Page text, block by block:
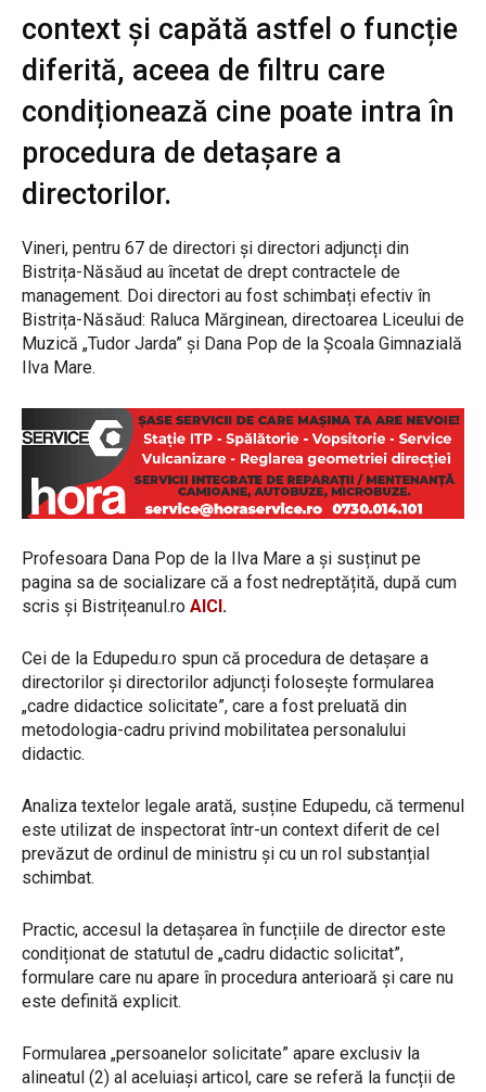
context și capătă astfel o funcție
diferită, aceea de filtru care
condiționează cine poate intra în
procedura de detașare a
directorilor.
Vineri, pentru 67 de directori și directori adjuncți din
Bistrița-Năsăud au încetat de drept contractele de
management. Doi directori au fost schimbați efectiv în
Bistrița-Năsăud: Raluca Mărginean, directoarea Liceului de
Muzică „Tudor Jarda” și Dana Pop de la Școala Gimnazială
Ilva Mare.
Profesoara Dana Pop de la Ilva Mare a și susținut pe
pagina sa de socializare că a fost nedreptățită, după cum
scris și Bistrițeanul.ro AICI .
Cei de la Edupedu.ro spun că procedura de detașare a
directorilor și directorilor adjuncți folosește formularea
„cadre didactice solicitate”, care a fost preluată din
metodologia-cadru privind mobilitatea personalului
didactic.
Analiza textelor legale arată, susține Edupedu, că termenul
este utilizat de inspectorat într-un context diferit de cel
prevăzut de ordinul de ministru și cu un rol substanțial
schimbat.
Practic, accesul la detașarea în funcțiile de director este
condiționat de statutul de „cadru didactic solicitat”,
formulare care nu apare în procedura anterioară și care nu
este definită explicit.
Formularea „persoanelor solicitate” apare exclusiv la
alineatul (2) al aceluiași articol, care se referă la funcții de